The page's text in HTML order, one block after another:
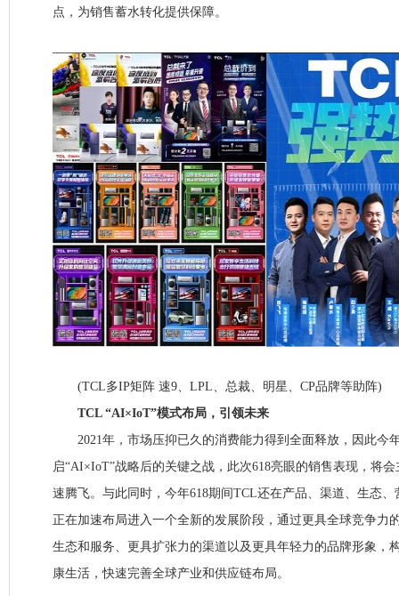
点，为销售蓄水转化提供保障。
(TCL多IP矩阵 速9、LPL、总裁、明星、CP品牌等助阵)
TCL “AI×IoT”模式布局，引领未来
2021年，市场压抑已久的消费能力得到全面释放，因此今
启“AI×IoT”战略后的关键之战，此次618亮眼的销售表现，将
速腾飞。与此同时，今年618期间TCL还在产品、渠道、生态
正在加速布局进入一个全新的发展阶段，通过更具全球竞争力
生态和服务、更具扩张力的渠道以及更具年轻力的品牌形象，
康生活，快速完善全球产业和供应链布局。